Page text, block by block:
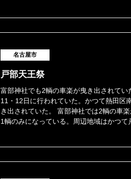
名古屋市
戸部天王祭
富部神社でも2輌の車楽が曳き出されて
11・12日に行われていた。かつて熱田区
き出されていた。 富部神社では2輌の車
1輌のみになっている。周辺地域はかつて